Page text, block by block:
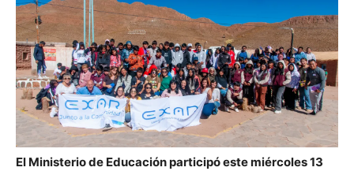
El Ministerio de Educación participó este miércoles 13